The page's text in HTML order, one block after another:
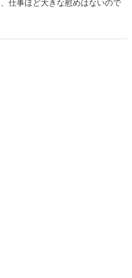
仕事ほど大きな慰めはないので